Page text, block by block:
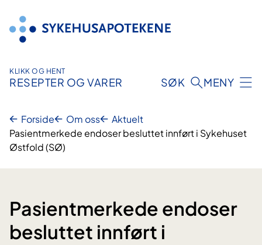
innhold
KLIKK OG HENT
RESEPTER OG VARER SØK MENY
Forside Om oss
Aktuelt
Pasientmerkede endoser besluttet innført i Sykehuset
Østfold (SØ)
Pasientmerkede endoser
besluttet innført i